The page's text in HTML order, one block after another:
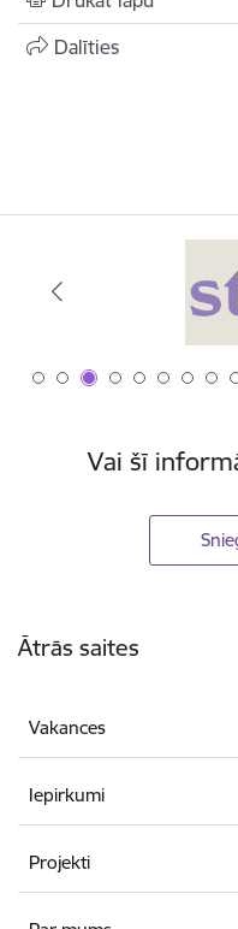
Dalīties
Vai šī
Ātrās saites
Vakances
Iepirkumi
Projekti